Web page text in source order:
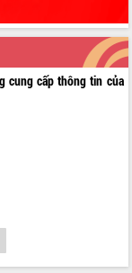
cung cấp thông tin của